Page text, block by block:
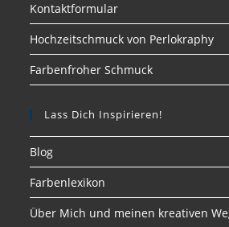
Kontaktformular
Hochzeitschmuck von Perlokraphy
Farbenfroher Schmuck
Lass Dich Inspirieren!
Blog
Farbenlexikon
Über Mich und meinen kreativen